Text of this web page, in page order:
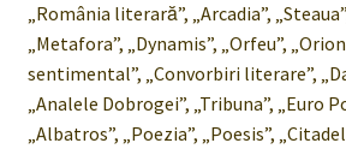
„România literară”, „Arcadia”,
„Metafora”, „Dynamis”, „Orfeu”,
sentimental”, „Convorbiri literare”,
„Analele Dobrogei”, „Tribuna”, „Euro
„Albatros”, „Poezia”, „Poesis”,